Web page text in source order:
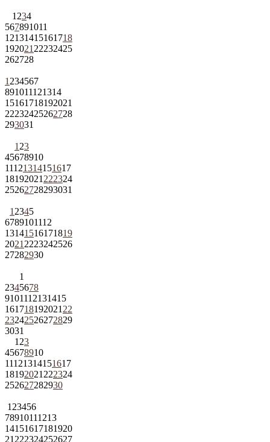
1 234
567891011
12131415161718
192021 22232425
262728
1 234567
891011121314
15161718192021
22232425262728
293031
1 23
45678910
11121314151617
18192021 222324
25262728293031
1 2345
6789101112
13141516171819
2021 2223242526
27282930
1
2345678
9101112131415
161718192021 22
23242526272829
3031
1 23
45678910
11121314151617
18192021 222324
252627282930
1 23456
78910111213
14151617181920
21 222324252627